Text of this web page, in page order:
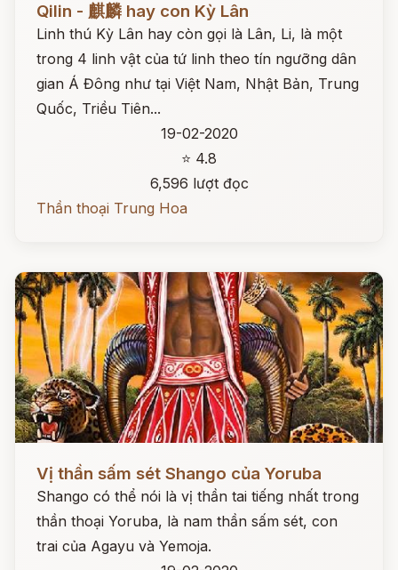
Qilin - 麒麟 hay con Kỳ Lân
Linh thú Kỳ Lân hay còn gọi là Lân, Li, là một
trong 4 linh vật của tứ linh theo tín ngưỡng dân
gian Á Đông như tại Việt Nam, Nhật Bản, Trung
Quốc, Triều Tiên...
19-02-2020
⭐ 4.8
6,596 lượt đọc
Thần thoại Trung Hoa
Đọc ngay
Vị thần sấm sét Shango của Yoruba
Shango có thể nói là vị thần tai tiếng nhất trong
thần thoại Yoruba, là nam thần sấm sét, con
trai của Agayu và Yemoja.